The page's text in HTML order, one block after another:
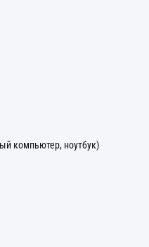
компьютер, ноутбук)